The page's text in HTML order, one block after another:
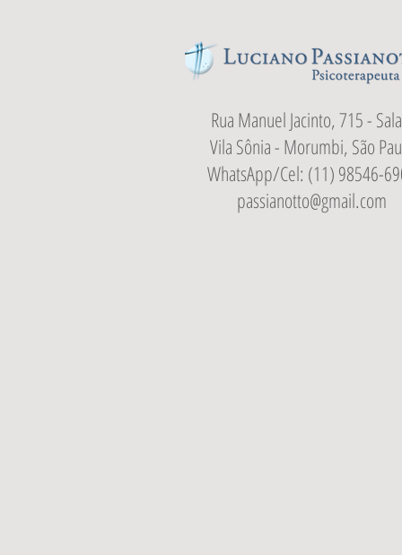
Rua Manuel Jacinto, 715 -
Vila Sônia - Morumbi, São
WhatsApp/Cel: (11) 98546-
passianotto@gmail.com